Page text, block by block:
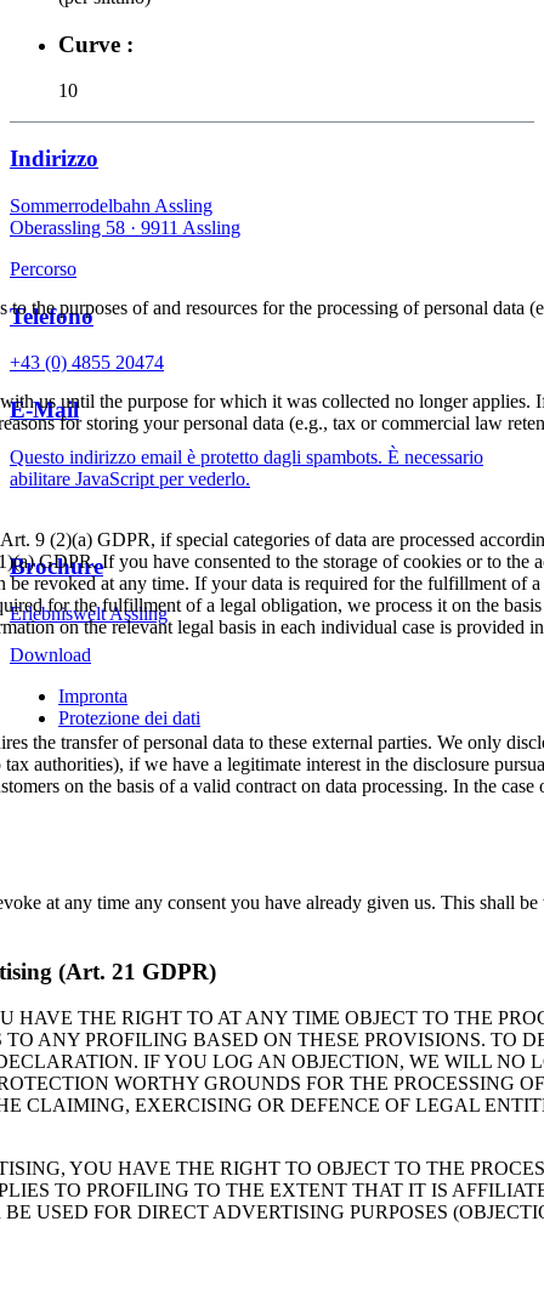
Curve :
10
Indirizzo
Sommerrodelbahn Assling
Oberassling 58 · 9911 Assling
Percorso
Telefono
+43 (0) 4855 20474
E-Mail
Questo indirizzo email è protetto dagli spambots. È necessario
abilitare JavaScript per vederlo.
Brochure
Erlebniswelt Assling
Download
Impronta
Protezione dei dati
purposes of and resources for the processing of personal data
us until the purpose for which it was collected no longer applies.
for storing your personal data (e.g., tax or commercial law
9 (2)(a) GDPR, if special categories of data are processed
GDPR. If you have consented to the storage of cookies or to the
revoked at any time. If your data is required for the fulfillment of
for the fulfillment of a legal obligation, we process it on the
on the relevant legal basis in each individual case is provided
the transfer of personal data to these external parties. We only
authorities), if we have a legitimate interest in the disclosure
on the basis of a valid contract on data processing. In the
at any time any consent you have already given us. This shall
(Art. 21 GDPR)
HAVE THE RIGHT TO AT ANY TIME OBJECT TO THE
ANY PROFILING BASED ON THESE PROVISIONS. TO
IF YOU LOG AN OBJECTION, WE WILL NO
WORTHY GROUNDS FOR THE PROCESSING
CLAIMING, EXERCISING OR DEFENCE OF LEGAL
YOU HAVE THE RIGHT TO OBJECT TO THE
TO PROFILING TO THE EXTENT THAT IT IS
USED FOR DIRECT ADVERTISING PURPOSES